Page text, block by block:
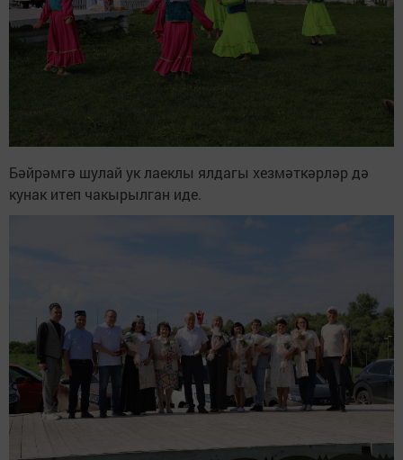
Бәйрәмгә шулай ук лаеклы ялдагы хезмәткәрләр дә
кунак итеп чакырылган иде.